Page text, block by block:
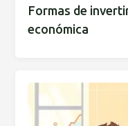
Formas de
económica